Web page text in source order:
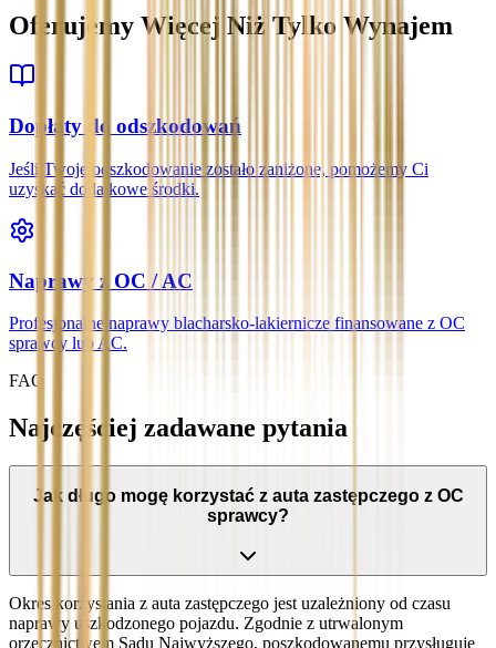
Oferujemy Więcej Niż Tylko Wynajem
Dopłaty do odszkodowań
Jeśli Twoje odszkodowanie zostało zaniżone, pomożemy Ci
uzyskać dodatkowe środki.
Naprawy z OC / AC
Profesjonalne naprawy blacharsko-lakiernicze finansowane z OC
sprawcy lub AC.
FAQ
Najczęściej zadawane pytania
Jak długo mogę korzystać z auta zastępczego z OC
sprawcy?
Okres korzystania z auta zastępczego jest uzależniony od czasu
naprawy uszkodzonego pojazdu. Zgodnie z utrwalonym
orzecznictwem Sądu Najwyższego, poszkodowanemu przysługuje